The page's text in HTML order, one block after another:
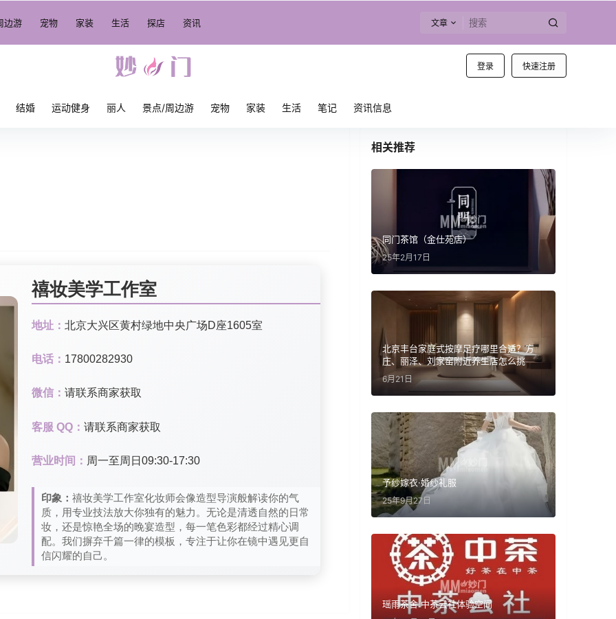
边游 宠物 家装 生活 探店 资讯 文章
登录 快速注册
结婚 运动健身 丽人 景点/周边游 宠物 家装 生活 笔记 资讯信息
禧妆美学工作室
地址： 北京大兴区黄村绿地中央广场D座1605室
电话： 17800282930
微信： 请联系商家获取
客服 QQ： 请联系商家获取
营业时间： 周一至周日09:30-17:30
印象： 禧妆美学工作室化妆师会像造型导演般解读你的气
质，用专业技法放大你独有的魅力。无论是清透自然的日常
妆，还是惊艳全场的晚宴造型，每一笔色彩都经过精心调
配。我们摒弃千篇一律的模板，专注于让你在镜中遇见更自
信闪耀的自己。
相关推荐
同门茶馆（金仕苑店）
25年2月17日
北京丰台家庭式按摩足疗哪里合适？方
庄、丽泽、刘家窑附近养生店怎么挑
6月21日
予纱嫁衣·婚纱礼服
25年9月27日
瑶雨茶舍.中茶云社体验空间